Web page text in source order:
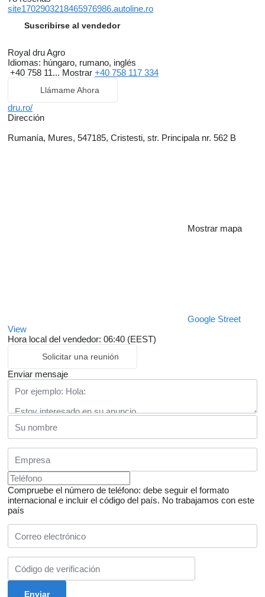
site1702903218465976986.autoline.ro
Suscribirse al vendedor
Royal dru Agro
Idiomas: húngaro, rumano, inglés
+40 758 11... Mostrar +40 758 117 334
Llámame Ahora
dru.ro/
Dirección
Rumanía, Mures, 547185, Cristesti, str. Principala nr. 562 B
Mostrar mapa
Google Street
View
Hora local del vendedor: 06:40 (EEST)
Solicitar una reunión
Enviar mensaje
Compruebe el número de teléfono: debe seguir el formato
internacional e incluir el código del país. No trabajamos con este
país